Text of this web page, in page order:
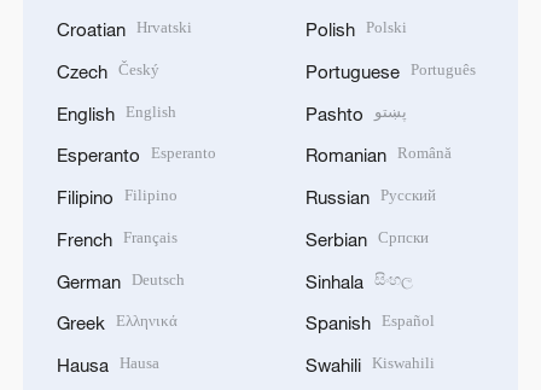
Croatian Hrvatski
Czech Český
English English
Esperanto Esperanto
Filipino Filipino
French Français
German Deutsch
Greek Ελληνικά
Hausa Hausa
Polish Polski
Portuguese Português
Pashto پښتو
Romanian Română
Russian Русский
Serbian Српски
Sinhala සිංහල
Spanish Español
Swahili Kiswahili